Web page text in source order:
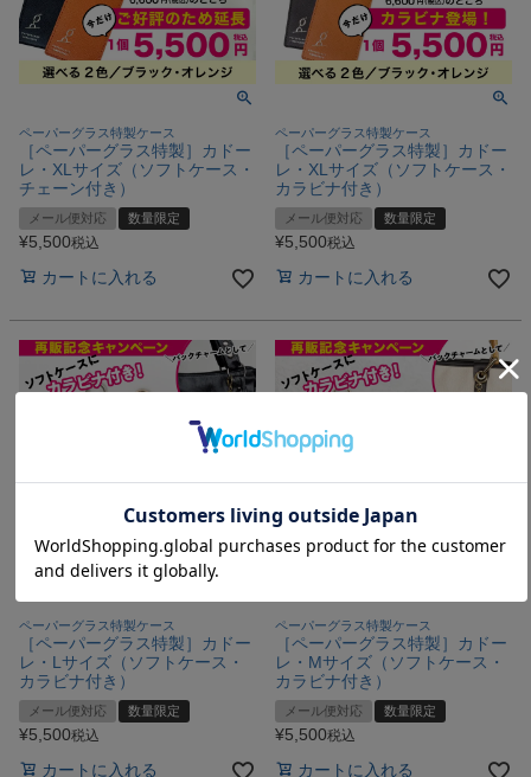
ペーパーグラス特製ケース
［ペーパーグラス特製］カドー
レ・XLサイズ（ソフトケース・
チェーン付き）
メール便対応 数量限定
¥5,500税込
カートに入れる
ペーパーグラス特製ケース
［ペーパーグラス特製］カドー
レ・XLサイズ（ソフトケース・
カラビナ付き）
メール便対応 数量限定
¥5,500税込
カートに入れる
ペーパーグラス特製ケース
［ペーパーグラス特製］カドー
レ・Lサイズ（ソフトケース・
カラビナ付き）
メール便対応 数量限定
¥5,500税込
カートに入れる
ペーパーグラス特製ケース
［ペーパーグラス特製］カドー
レ・Mサイズ（ソフトケース・
カラビナ付き）
メール便対応 数量限定
¥5,500税込
カートに入れる